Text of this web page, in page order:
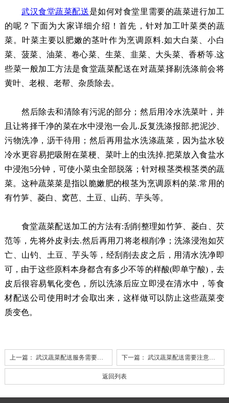
武汉食堂蔬菜配送是如何对食堂里需要的蔬菜进行加工
的呢？下面为大家详细介绍！首先，针对加工叶菜类的蔬
菜。叶菜主要以肥嫩的茎叶作为烹调原料.如大白菜、小白
菜、菠菜、油菜、卷心菜、生菜、韭菜、大头菜、香桥等.这
些菜一般加工方法是食堂蔬菜配送在对蔬菜择剔洗涤前会将
黄叶、老根、老帮、杂质除去。
然后除去和清除有污泥的部分；然后用冷水洗菜叶，并
且让将择千净的菜在水中浸泡一会儿.反复洗涤报部.把泥沙、
污物洗净，沥干待用；然后再用盐水洗涤蔬菜，因为盐水较
冷水更容易把吸附在菜梗、菜叶上的虫洗掉.把菜放入食盐水
中浸泡5分钟，可使小菜虫全部脱落；针对根茎类根茎类的蔬
菜。这种蔬菜菜是指以脆嫩肥的根茎为烹调原料的菜.常用的
有竹笋、菱白、窝芭、土豆、山药、芋头等。
食堂蔬菜配送加工的方法有:刮削整理如竹笋、菱白、芡
范等，先将外皮剥去.然后再用刀将老根削净；洗涤浸泡如芡
亡、山钓、土豆、芋头等，经刮削去皮之后，用清水洗净即
可，由于这些原料本身都含有多少不等的样酸(即单宁酸)，去
皮后很容易氧化变色，所以洗涤后应立即浸在清水中，等食
材配送公司使用时才会取出来，这样做可以防止这些蔬菜变
质变色。
上一篇： 武汉蔬菜配送服务需要注意些什么 下一篇： 武汉蔬菜配送需要注意的事项
返回列表